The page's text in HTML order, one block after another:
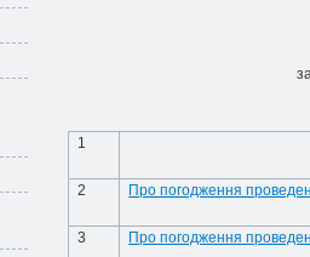
1
2 Про погодження
3 Про погодження